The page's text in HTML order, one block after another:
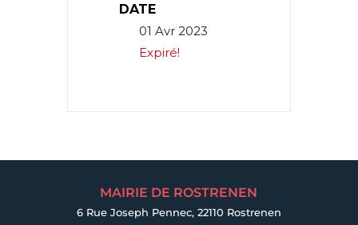
DATE
01 Avr 2023
Expiré!
MAIRIE DE ROSTRENEN
6 Rue Joseph Pennec, 22110 Rostrenen